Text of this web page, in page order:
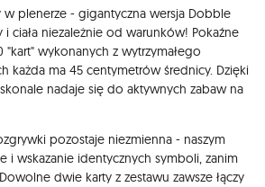
plenerze - gigantyczna wersja Dobble
i ciała niezależnie od warunków! Pokaźne
wykonanych z wytrzymałego
każda ma 45 centymetrów średnicy. Dzięki
nadaje się do aktywnych zabaw na
pozostaje niezmienna - naszym
i wskazanie identycznych symboli, zanim
dwie karty z zestawu zawsze łączy